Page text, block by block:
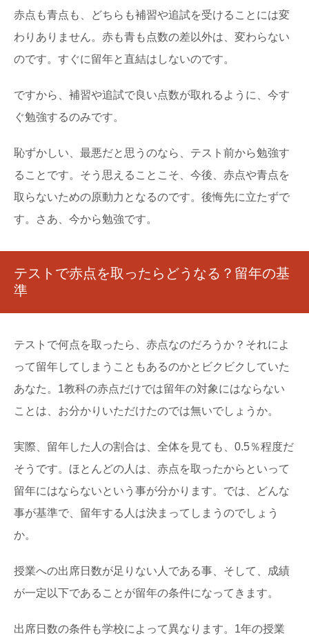
赤点も青点も、どちらも補習や追試を受けることには変
わりありません。赤も青も点数の差以外は、変わらない
のです。すぐに留年と直結はしないのです。
ですから、補習や追試で良い点数が取れるように、今す
ぐ勉強するのみです。
恥ずかしい、最悪だと思うのなら、テスト前から勉強す
ることです。そう思えることこそ、今後、赤点や青点を
取らないための原動力となるのです。後悔先に立たずで
す。さあ、今から勉強です。
テストで赤点を取ったらどうなる？留年の基
準
テストで何点を取ったら、赤点なのだろうか？それによ
って留年してしまうこともあるのかとビクビクしていた
あなた。1教科の赤点だけでは留年の対象にはならない
ことは、お分かりいただけたのでは無いでしょうか。
実際、留年した人の割合は、全体を見ても、0.5％程度だ
そうです。ほとんどの人は、赤点を取ったからといって
留年にはならないという事が分かります。では、どんな
事が基準で、留年する人は決まってしまうのでしょう
か。
授業への出席日数が足りない人である事、そして、成績
が一定以下であることが留年の条件になってきます。
出席日数の条件も学校によって異なります。1年の授業